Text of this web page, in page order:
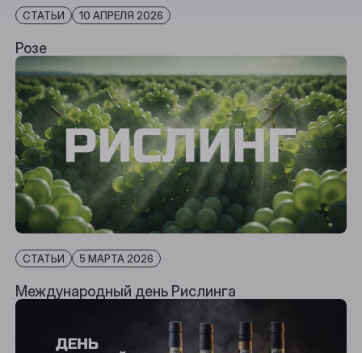
СТАТЬИ 10 АПРЕЛЯ 2026
Розе
СТАТЬИ 5 МАРТА 2026
Международный день Рислинга